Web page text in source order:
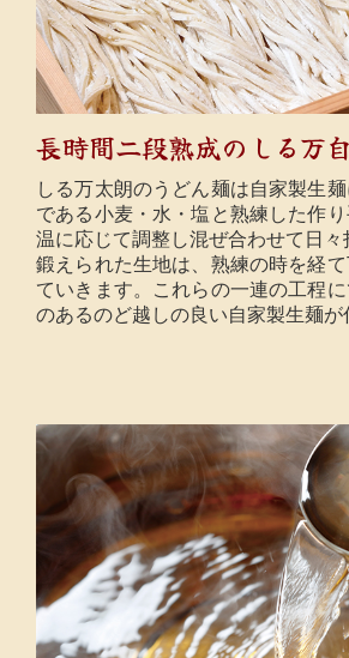
長時間二段熟成のしる万
しる万太朗のうどん麺は自家製生
である小麦・水・塩と熟練した作
温に応じて調整し混ぜ合わせて日々
鍛えられた生地は、熟練の時を経
ていきます。これらの一連の工程
のあるのど越しの良い自家製生麺が